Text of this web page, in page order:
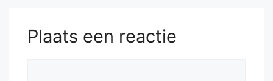
Plaats een reactie